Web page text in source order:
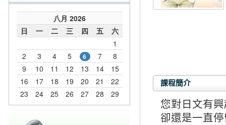
課程簡介
您對日文有
卻還是一直